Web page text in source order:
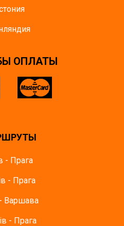
ОПЛАТЫ
- Прага
- Прага
Варшава
- Прага